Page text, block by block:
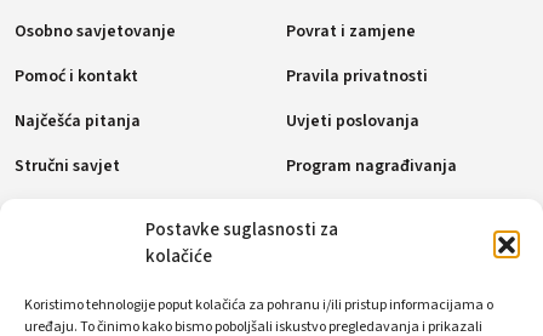
Postavke suglasnosti za
kolačiće
Koristimo tehnologije poput kolačića za pohranu i/ili pristup informacijama o
uređaju. To činimo kako bismo poboljšali iskustvo pregledavanja i prikazali
Osobno savjetovanje
Pomoć i kontakt
Najčešća pitanja
Stručni savjet
Povrat i zamjene
Pravila privatnosti
Uvjeti poslovanja
Program nagrađivanja